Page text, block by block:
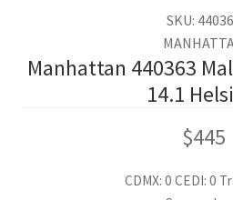
SKU:
Manhattan 440363
14.1
$445
CDMX: 0 CEDI: 0